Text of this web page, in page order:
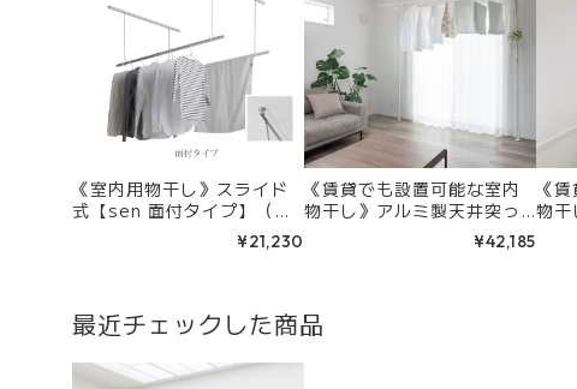
《室内用物干し》スライド
式【sen 面付タイプ】（サ
イズ：4種類／カラー：ホワ
¥21,230
《賃貸でも設置可能な室内
物干し》アルミ製天井突っ
張りフレーム『S.O.U』＆壁
面付け室内物干し金物『fu
¥42,185
《
物干
張
納
最近チェックした商品